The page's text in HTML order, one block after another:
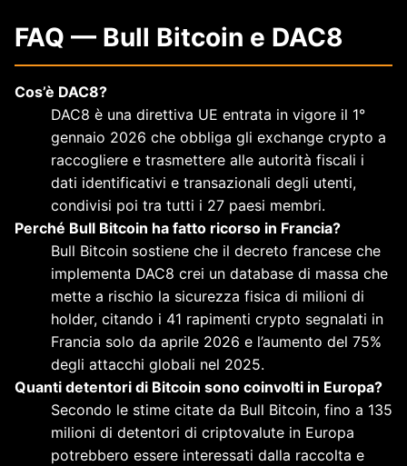
FAQ — Bull Bitcoin e DAC8
Cos’è DAC8?
DAC8 è una direttiva UE entrata in vigore il 1°
gennaio 2026 che obbliga gli exchange crypto a
raccogliere e trasmettere alle autorità fiscali i
dati identificativi e transazionali degli utenti,
condivisi poi tra tutti i 27 paesi membri.
Perché Bull Bitcoin ha fatto ricorso in Francia?
Bull Bitcoin sostiene che il decreto francese che
implementa DAC8 crei un database di massa che
mette a rischio la sicurezza fisica di milioni di
holder, citando i 41 rapimenti crypto segnalati in
Francia solo da aprile 2026 e l’aumento del 75%
degli attacchi globali nel 2025.
Quanti detentori di Bitcoin sono coinvolti in Europa?
Secondo le stime citate da Bull Bitcoin, fino a 135
milioni di detentori di criptovalute in Europa
potrebbero essere interessati dalla raccolta e